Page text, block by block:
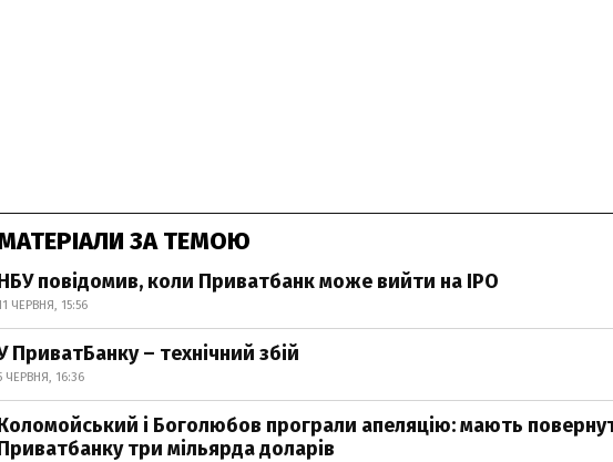
ЗА ТЕМОЮ
повідомив, коли Приватбанк може вийти на IPO
ЧЕРВНЯ, 15:56
ПриватБанку – технічний збій
ЧЕРВНЯ, 16:36
і Боголюбов програли апеляцію: мають
три мільярда доларів